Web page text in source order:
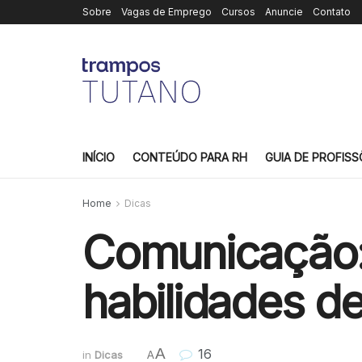
Sobre Vagas de Emprego Cursos Anuncie Contato
INÍCIO CONTEÚDO PARA RH GUIA DE
Home Dicas
habilidades
in Dicas AA 16